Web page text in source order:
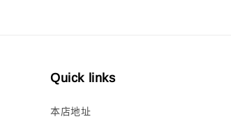
Quick links
本店地址